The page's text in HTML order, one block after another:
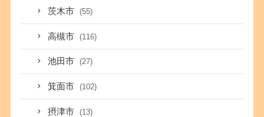
茨木市 (55)
高槻市 (116)
池田市 (27)
箕面市 (102)
摂津市 (13)